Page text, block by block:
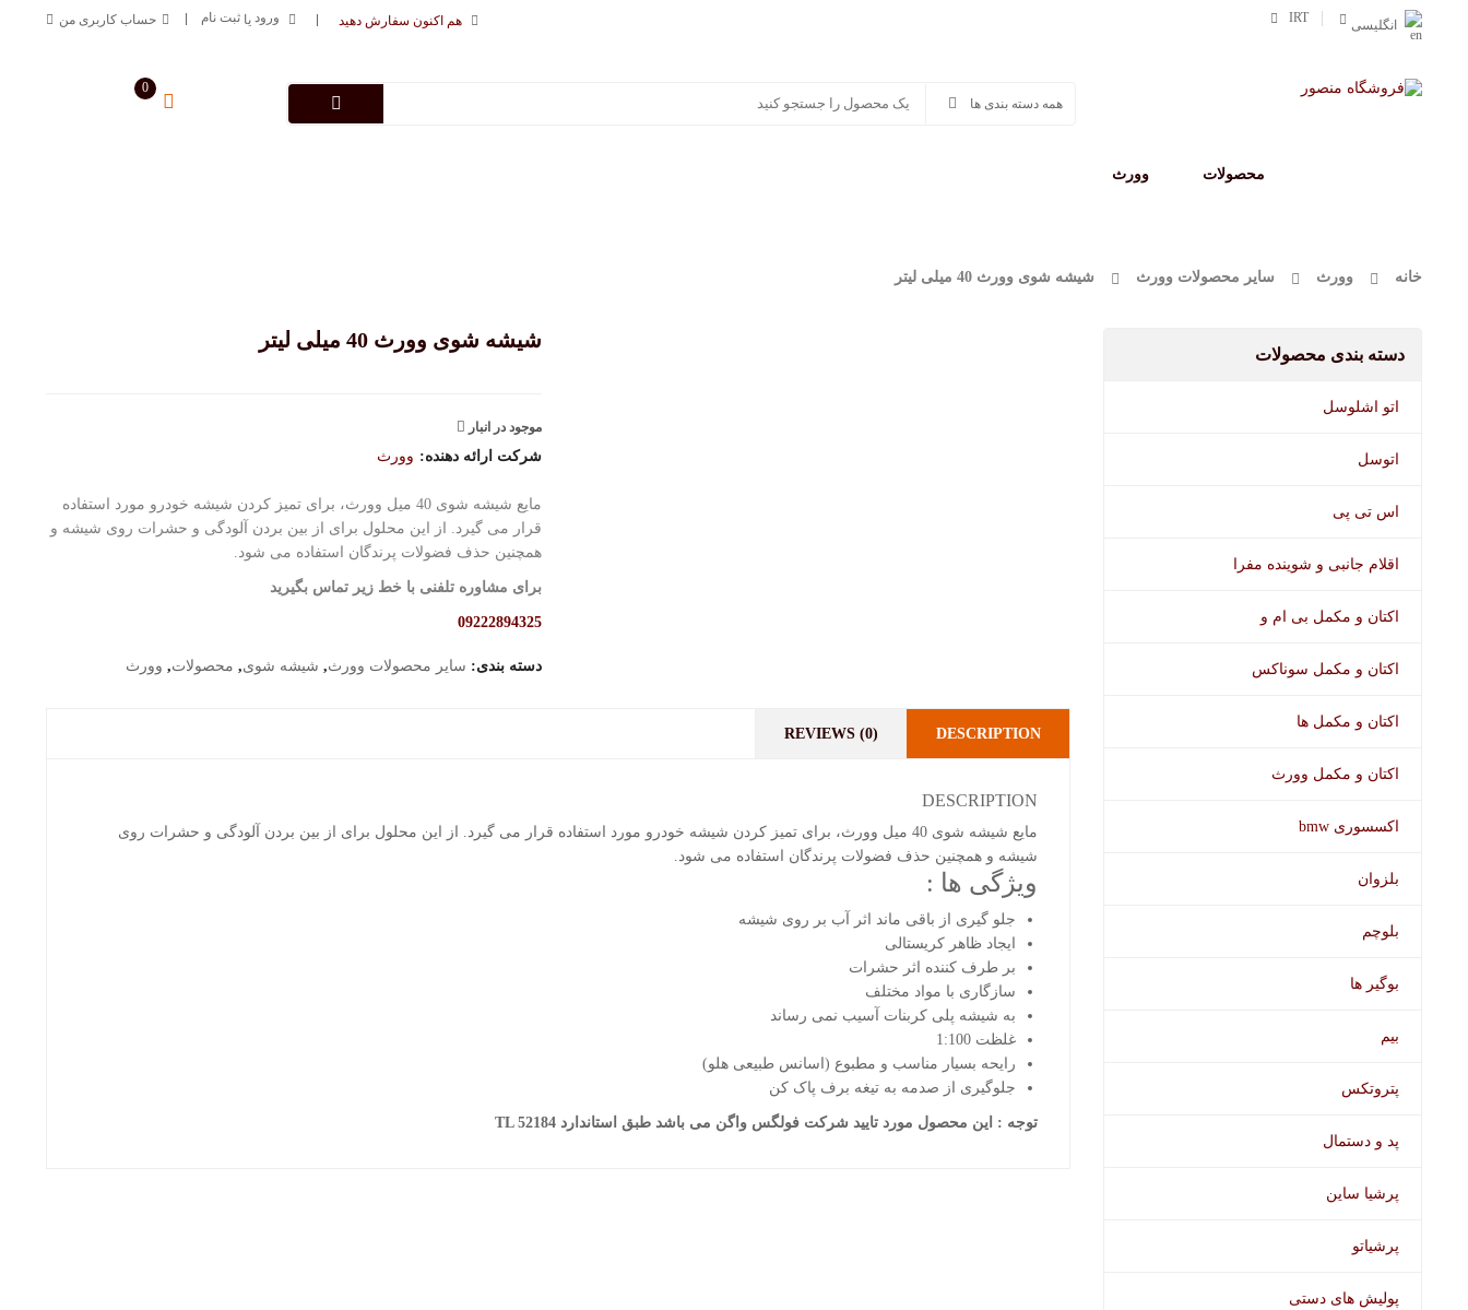
انگلیسی
IRT حساب کاربری من ورود یا ثبت نام هم اکنون سفارش دهید
0
محصولات وورث
خانه وورث سایر محصولات وورث شیشه شوی وورث 40 میلی لیتر
دسته بندی محصولات
اتو اشلوسل
اتوسل
اس تی پی
اقلام جانبی و شوینده مفرا
اکتان و مکمل بی ام و
اکتان و مکمل سوناکس
اکتان و مکمل ها
اکتان و مکمل وورث
اکسسوری bmw
بلزوان
بلوچم
بوگیر ها
بیم
پتروتکس
پد و دستمال
پرشیا ساین
پرشیاتو
پولیش های دستی
شیشه شوی وورث 40 میلی لیتر
موجود در انبار
شرکت ارائه دهنده: وورث
مایع شیشه شوی 40 میل وورث، برای تمیز کردن شیشه خودرو مورد استفاده
قرار می گیرد. از این محلول برای از بین بردن آلودگی و حشرات روی شیشه و
همچنین حذف فضولات پرندگان استفاده می شود.
برای مشاوره تلفنی با خط زیر تماس بگیرید
09222894325
دسته بندی: سایر محصولات وورث, شیشه شوی, محصولات, وورث
DESCRIPTION
REVIEWS (0)
DESCRIPTION
مایع شیشه شوی 40 میل وورث، برای تمیز کردن شیشه خودرو مورد استفاده قرار می گیرد. از این محلول برای از بین بردن آلودگی و حشرات روی
شیشه و همچنین حذف فضولات پرندگان استفاده می شود.
ویژگی ها :
جلو گیری از باقی ماند اثر آب بر روی شیشه
ایجاد ظاهر کریستالی
بر طرف کننده اثر حشرات
سازگاری با مواد مختلف
به شیشه پلی کربنات آسیب نمی رساند
غلظت 1:100
رایحه بسیار مناسب و مطبوع (اسانس طبیعی هلو)
جلوگیری از صدمه به تیغه برف پاک کن
توجه : این محصول مورد تایید شرکت فولگس واگن می باشد طبق استاندارد TL 52184